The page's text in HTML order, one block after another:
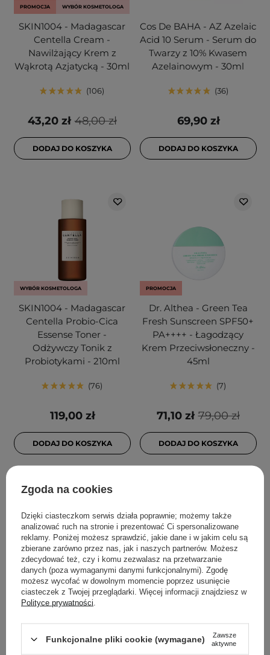
PROMOCJA WYBÓR KOSMETOLOGA
SKIN1004 - Madagascar
Centella Cream -
Nawilżający Krem z
Wąkrotą Azjatycką - 30ml
106
48,00 zł
43,20 zł
DODAJ DO KOSZYKA
Cos De BAHA - AZ Azelaic
Acid 10 Serum - Serum do
Twarzy z 10% Kwasem
Azelainowym - 30ml
36
69,90 zł
DODAJ DO KOSZYKA
WYBÓR KOSMETOLOGA
SKIN1004 - Madagascar
Centella Probio-Cica
Essense Toner -
Odżywczy Tonik z
Probiotykami - 210ml
76
119,00 zł
DODAJ DO KOSZYKA
PROMOCJA
Dr. Althea - Green Tea
Fresh Sunscreen SPF50+
PA++++ - Łagodzący
Krem Przeciwsłoneczny -
45ml
7
79,00 zł
71,10 zł
DODAJ DO KOSZYKA
Isntree - Hyaluronic Acid
Kwasem Hialuronowym -
PROMOCJA
Wąkrotą Azjatycką -
Zgoda na cookies
Dzięki ciasteczkom serwis działa poprawnie; możemy także
analizować ruch na stronie i prezentować Ci spersonalizowane
reklamy. Poniżej możesz sprawdzić, jakie dane i w jakim celu są
zbierane zarówno przez nas, jak i naszych partnerów. Możesz
zdecydować też, czy i komu zezwalasz na przetwarzanie
danych (poza wymaganymi danymi funkcjonalnymi). Zgodę
możesz wycofać w dowolnym momencie poprzez usunięcie
ciasteczek z Twojej przeglądarki. Więcej informacji znajdziesz w
Polityce prywatności
Funkcjonalne pliki cookie (wymagane)
Zawsze
aktywne